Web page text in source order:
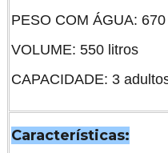
PESO COM ÁGUA: 670
VOLUME: 550 litros
CAPACIDADE: 3
Características: